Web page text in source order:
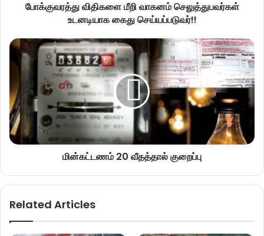
போக்குவரத்து விதிகளை மீறி வாகனம் செலுத்துபவர்கள்
உடனடியாக கைது செய்யப்படுவர்!!
மின்கட்டணம் 20 வீதத்தால் குறைப்பு
Related Articles